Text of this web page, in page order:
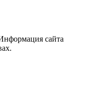
сайта